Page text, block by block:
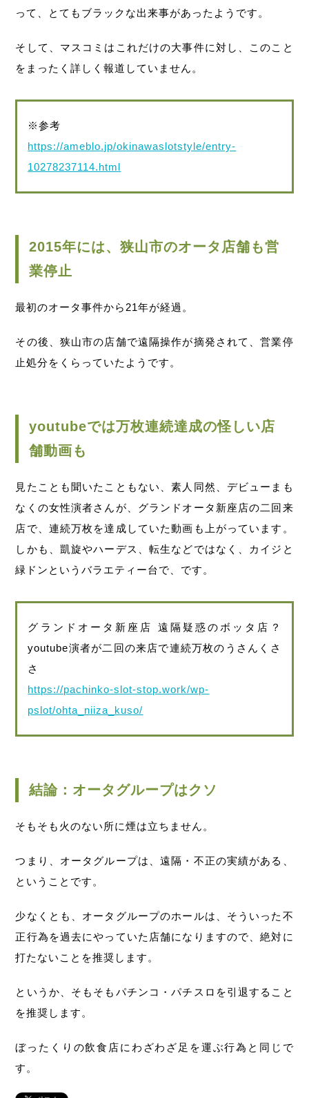
って、とてもブラックな出来事があったようです。
そして、マスコミはこれだけの大事件に対し、このこと
をまったく詳しく報道していません。
※参考
https://ameblo.jp/okinawaslotstyle/entry-
10278237114.html
2015年には、狭山市のオータ店舗も営
業停止
最初のオータ事件から21年が経過。
その後、狭山市の店舗で遠隔操作が摘発されて、営業停
止処分をくらっていたようです。
youtubeでは万枚連続達成の怪しい店
舗動画も
見たことも聞いたこともない、素人同然、デビューまも
なくの女性演者さんが、グランドオータ新座店の二回来
店で、連続万枚を達成していた動画も上がっています。
しかも、凱旋やハーデス、転生などではなく、カイジと
緑ドンというバラエティー台で、です。
グランドオータ新座店 遠隔疑惑のボッタ店？
youtube演者が二回の来店で連続万枚のうさんくさ
さ
https://pachinko-slot-stop.work/wp-
pslot/ohta_niiza_kuso/
結論：オータグループはクソ
そもそも火のない所に煙は立ちません。
つまり、オータグループは、遠隔・不正の実績がある、
ということです。
少なくとも、オータグループのホールは、そういった不
正行為を過去にやっていた店舗になりますので、絶対に
打たないことを推奨します。
というか、そもそもパチンコ・パチスロを引退すること
を推奨します。
ぼったくりの飲食店にわざわざ足を運ぶ行為と同じで
す。